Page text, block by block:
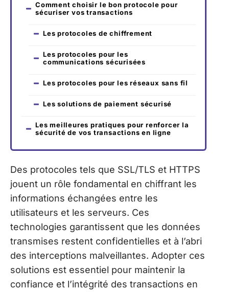
Comment choisir le bon protocole pour
sécuriser vos transactions
Les protocoles de chiffrement
Les protocoles pour les
communications sécurisées
Les protocoles pour les réseaux sans fil
Les solutions de paiement sécurisé
Les meilleures pratiques pour renforcer la
sécurité de vos transactions en ligne
Des protocoles tels que SSL/TLS et HTTPS
jouent un rôle fondamental en chiffrant les
informations échangées entre les
utilisateurs et les serveurs. Ces
technologies garantissent que les données
transmises restent confidentielles et à l’abri
des interceptions malveillantes. Adopter ces
solutions est essentiel pour maintenir la
confiance et l’intégrité des transactions en